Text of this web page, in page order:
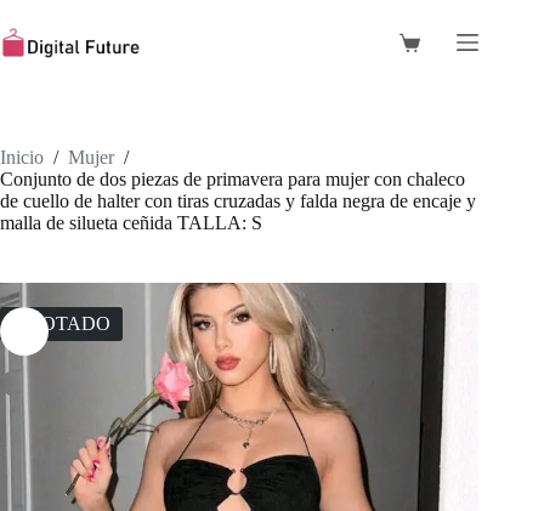
al
contenido
Carro
Inicio / Mujer /
Conjunto de dos piezas de primavera para mujer con chaleco
de cuello de halter con tiras cruzadas y falda negra de encaje y
malla de silueta ceñida TALLA: S
AGOTADO